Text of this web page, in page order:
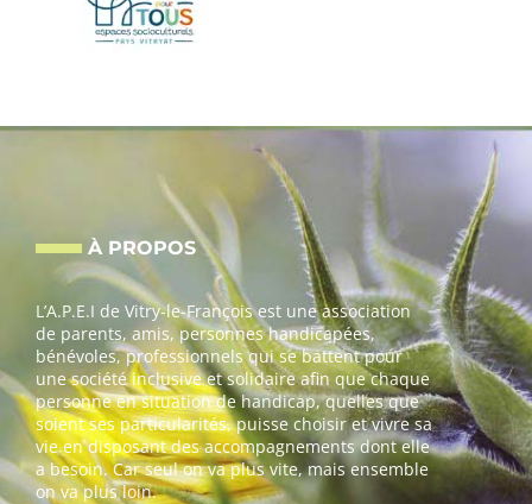
À PROPOS
L’A.P.E.I de Vitry-le-François est une association
de parents, amis, personnes handicapées,
bénévoles, professionnels qui se battent pour
une société inclusive et solidaire afin que chaque
personne en situation de handicap, quelles que
soient ses particularités, puisse choisir et vivre sa
vie en disposant des accompagnements dont elle
a besoin. Car seul on va plus vite, mais ensemble
on va plus loin.